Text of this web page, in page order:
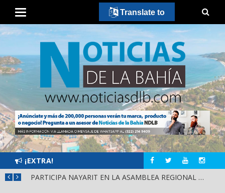
¡EXTRA!
PARTICIPA NAYARIT EN LA ASAMBLEA REGIONAL DE CONSULTA PARA LA LEY DE DERECHOS INDÍGENAS Y AFROMEXICANOS
Translate to